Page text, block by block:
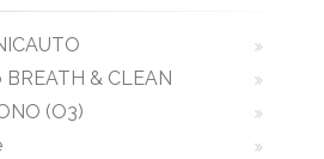
& CLEAN
(O3)